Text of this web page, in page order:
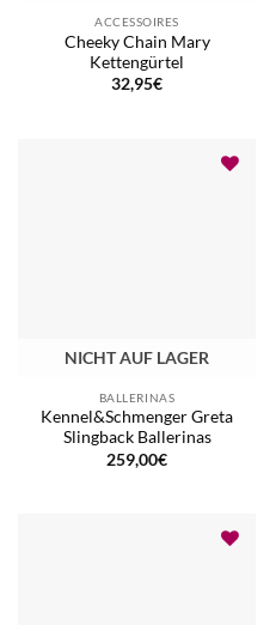
ACCESSOIRES
Cheeky Chain Mary
Kettengürtel
32,95€
NICHT AUF LAGER
BALLERINAS
Kennel&Schmenger Greta
Slingback Ballerinas
259,00€